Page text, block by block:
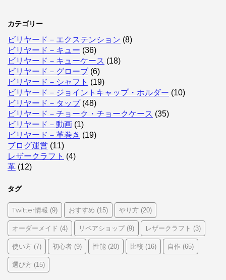
カテゴリー
ビリヤード－エクステンション (8)
ビリヤード－キュー (36)
ビリヤード－キューケース (18)
ビリヤード－グローブ (6)
ビリヤード－シャフト (19)
ビリヤード－ジョイントキャップ・ホルダー (10)
ビリヤード－タップ(48)
ビリヤード－チョーク・チョークケース (35)
ビリヤード－動画 (1)
ビリヤード－革巻き (19)
ブログ運営 (11)
レザークラフト (4)
革 (12)
タグ
Twitter情報 (9) おすすめ (15) やり方 (20)
オーダーメイド (4) リペアショップ(9) レザークラフト (3)
使い方 (7) 初心者 (9) 性能 (20) 比較 (16) 自作 (65)
選び方 (15)